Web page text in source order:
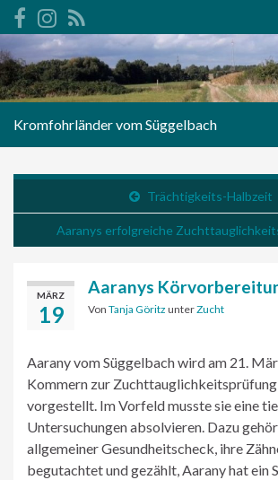
Kromfohrländer vom Süggelbach
Trächtigkeits-Halbzeit
Aaranys erfolgreiche
MÄRZ
19
Aaranys
Von Tanja Göritz unterZucht
Aarany vom Süggelbach wird am 21.
Kommern zur
vorgestellt. Im Vorfeld musste sie eine
Untersuchungen absolvieren. Dazu
allgemeiner Gesundheitscheck, ihre
begutachtet und gezählt, Aarany hat ein